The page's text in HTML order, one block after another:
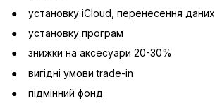
установку iCloud, перенесення даних
установку програм
знижки на аксесуари 20-30%
вигідні умови trade-in
підмінний фонд